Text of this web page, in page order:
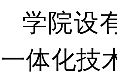
学院设
一体化技